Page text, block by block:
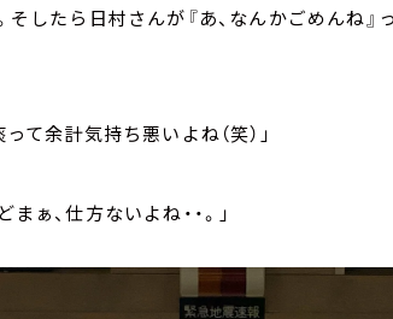
そしたら日村さんが『あ、なんかごめんね
て余計気持ち悪いよね（笑）」
ぁ、仕方ないよね・・。」